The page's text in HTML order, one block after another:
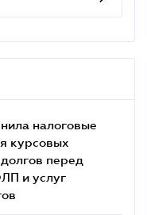
налоговые
курсовых
перед
и услуг